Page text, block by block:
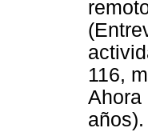
116,
Ahora
años).